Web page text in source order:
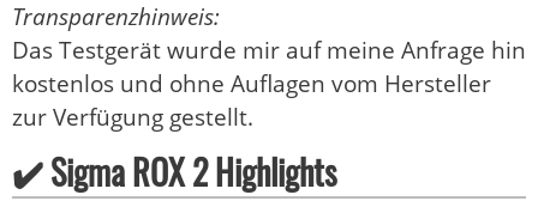
Transparenzhinweis:
Das Testgerät wurde mir auf meine Anfrage hin
kostenlos und ohne Auflagen vom Hersteller
zur Verfügung gestellt.
✔️ Sigma ROX 2 Highlights